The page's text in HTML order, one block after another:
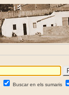
Buscar en els sumaris